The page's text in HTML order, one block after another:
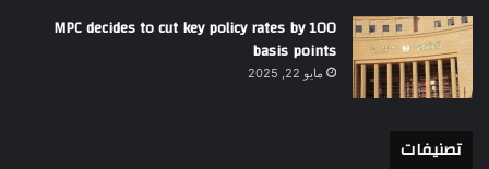
MPC decides to cut key policy rates by 100
basis points
مايو 22, 2025
تصنيفات